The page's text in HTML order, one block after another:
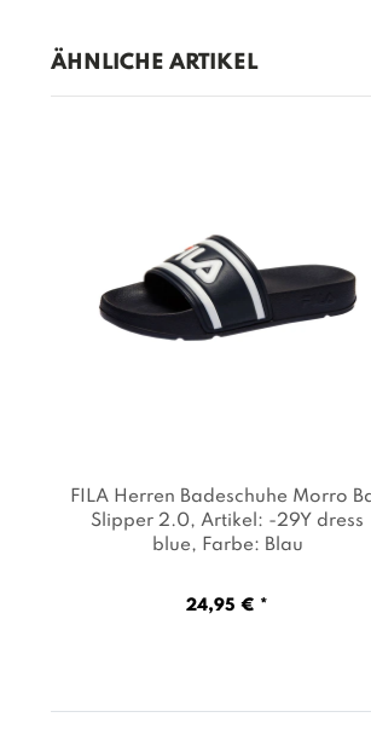
ÄHNLICHE ARTIKEL
FILA Herren Badeschuhe Morro
Slipper 2.0, Artikel: -29Y dress
blue, Farbe: Blau
24,95 € *